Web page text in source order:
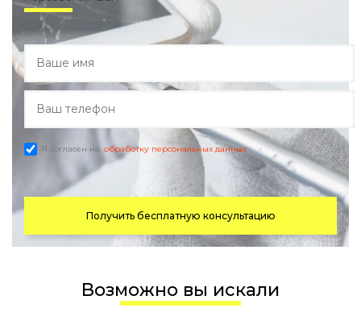
Я согласен на обработку персональных данных
Получить бесплатную консультацию
Возможно вы искали